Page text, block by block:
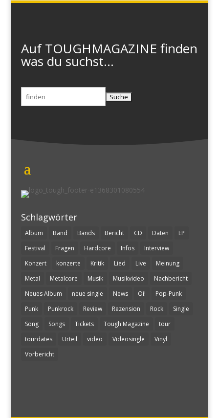
Auf TOUGHMAGAZINE finden
was du suchst...
Suchen
nach:
Schlagwörter
Album Band Bands Bericht CD Daten
EP
Festival
Fragen Hardcore Infos
Interview
Konzert
konzerte Kritik Lied Live
Meinung
Metal
Metalcore Musik Musikvideo
Nachbericht
Neues Album
neue single News Oi!
Pop-Punk
Punk
Punkrock Review Rezension Rock
Single
Song
Songs Tickets Tough Magazine
tour
tourdates
Urteil video Videosingle
Vinyl
Vorbericht